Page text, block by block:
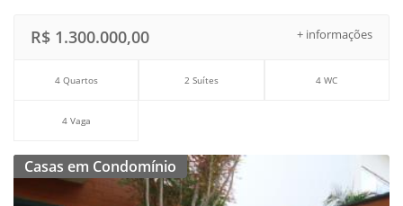
+ informações
R$ 1.300.000,00
4 Quartos 2 Suítes 4 WC
4 Vaga
Casas em Condomínio